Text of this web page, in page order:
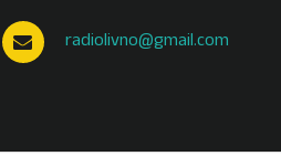
radiolivno@gmail.com